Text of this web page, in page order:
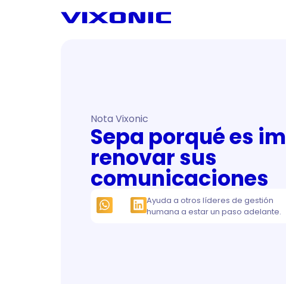
Nota Vixonic
Sepa porqué es
renovar sus
comunicaciones
Ayuda a otros líderes de gestión
humana a estar un paso adelante.